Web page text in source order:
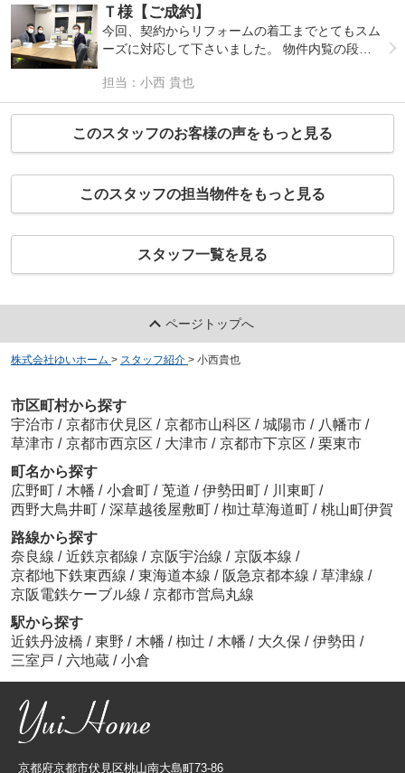
Ｔ様【ご成約】
今回、契約からリフォームの着工までとてもスム
ーズに対応して下さいました。 物件内覧の段取
く、丁寧で安心感のある対応でした。 子供の将
来のことまで考えて下さり、ゆいホームさんと長
末永く宜しくお願い致します。
担当：小西 貴也
このスタッフのお客様の声をもっと見る
このスタッフの担当物件をもっと見る
スタッフ一覧を見る
ページトップへ
株式会社ゆいホーム > スタッフ紹介 > 小西貴也
市区町村から探す
宇治市 / 京都市伏見区 / 京都市山科区 / 城陽市 / 八幡市 /
草津市 / 京都市西京区 / 大津市 / 京都市下京区 / 栗東市
町名から探す
広野町 / 木幡 / 小倉町 / 莵道 / 伊勢田町 / 川東町 /
西野大鳥井町 / 深草越後屋敷町 / 椥辻草海道町 / 桃山町伊賀
路線から探す
奈良線 / 近鉄京都線 / 京阪宇治線 / 京阪本線 /
京都地下鉄東西線 / 東海道本線 / 阪急京都本線 / 草津線 /
京阪電鉄ケーブル線 / 京都市営烏丸線
駅から探す
近鉄丹波橋 / 東野 / 木幡 / 椥辻 / 木幡 / 大久保 / 伊勢田 /
三室戸 / 六地蔵 / 小倉
京都府京都市伏見区桃山南大島町73-86